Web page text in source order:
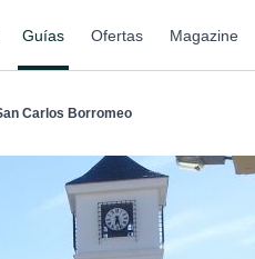
Guías Ofertas Magazine
Carlos Borromeo